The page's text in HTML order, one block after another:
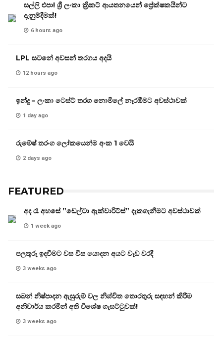
සල්ලි එපා! ශ්‍රී ලංකා ක්‍රිකට් ආයතනයෙන් ප්‍රේක්ෂකයින්ට
දැනුම්දීමක්!
6 hours ago
LPL සටනේ අවසන් තරගය අදයි
12 hours ago
ඉන්දු – ලංකා ටෙස්ට් තරග නොමිලේ නැරඹීමට අවස්ථාවක්
1 day ago
රුමේෂ් තරංග ලෝකයෙන්ම අංක 1 වෙයි
2 days ago
FEATURED
අද රෑ අහසේ ”ඩෙල්ටා ඇක්වාරිට්ස්” දැකගැනීමට අවස්ථාවක්
1 week ago
පලතුරු ඉදවීමට වස විස යොදන අයට වැඩ වරදී
3 weeks ago
සබන් නිෂ්පාදන ඇසුරුම් වල නිශ්චිත තොරතුරු සඳහන් කිරීම
අනිවාර්ය කරමින් අති විශේෂ ගැසට්ටුවක්!
3 weeks ago